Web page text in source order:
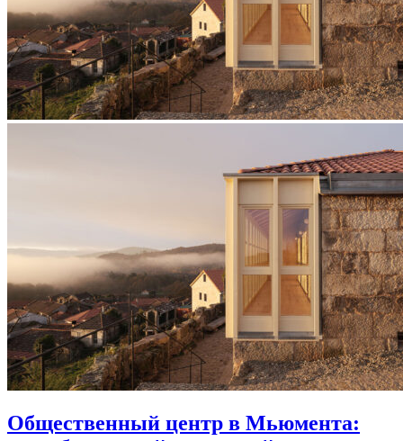
Общественный центр в Мьюмента: